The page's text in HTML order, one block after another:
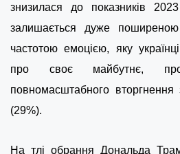
знизилася до показників
залишається дуже
частотою емоцією, яку
про своє майбутнє,
повномасштабного вторгнення
(29%).
На тлі обрання Дональда